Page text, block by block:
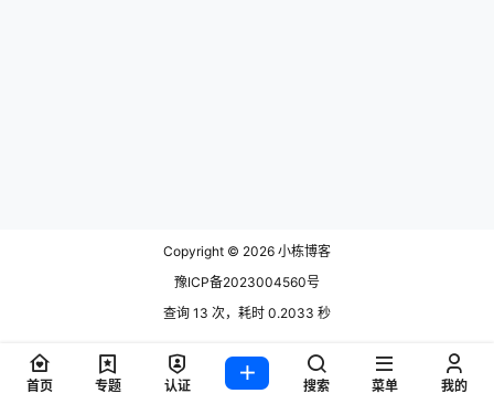
Copyright © 2026 小栋博客
豫ICP备2023004560号
查询 13 次，耗时 0.2033 秒
首页 专题 认证 搜索 菜单 我的